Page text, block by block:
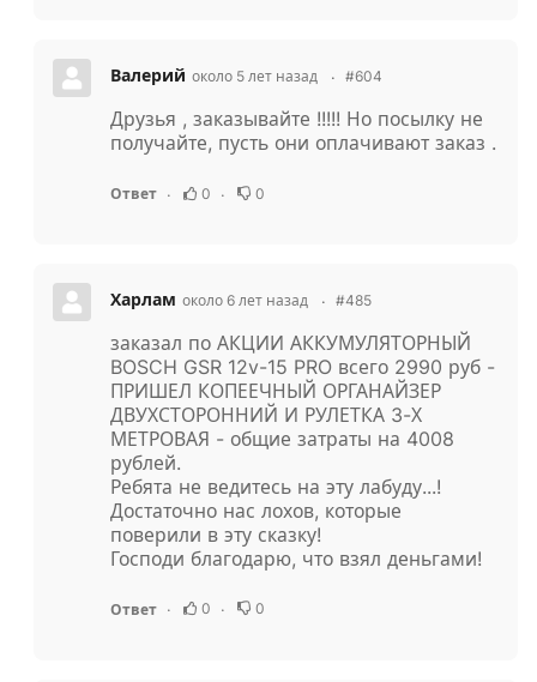
Валерий около 5 лет назад #604
Друзья , заказывайте !!!!! Но посылку не
получайте, пусть они оплачивают заказ .
Ответ 0 0
Харлам около 6 лет назад #485
заказал по АКЦИИ АККУМУЛЯТОРНЫЙ
BOSCH GSR 12v-15 PRO всего 2990 руб -
ПРИШЕЛ КОПЕЕЧНЫЙ ОРГАНАЙЗЕР
ДВУХСТОРОННИЙ И РУЛЕТКА 3-Х
МЕТРОВАЯ - общие затраты на 4008
рублей.
Ребята не ведитесь на эту лабуду...!
Достаточно нас лохов, которые
поверили в эту сказку!
Господи благодарю, что взял деньгами!
Ответ 0 0